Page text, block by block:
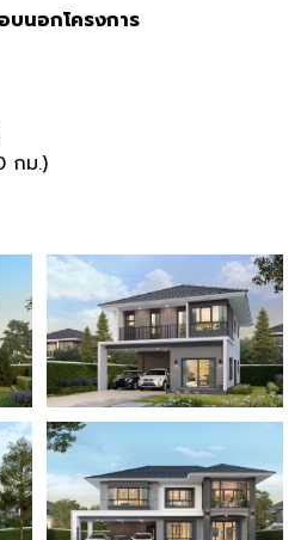
บนอกโครงการ
กม.)